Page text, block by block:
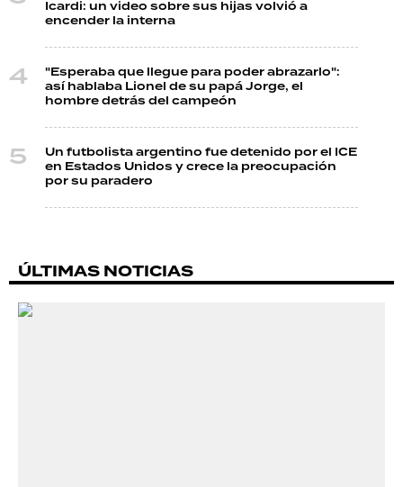
Icardi: un video sobre sus hijas volvió a
encender la interna
"Esperaba que llegue para poder abrazarlo":
así hablaba Lionel de su papá Jorge, el
hombre detrás del campeón
Un futbolista argentino fue detenido por el ICE
en Estados Unidos y crece la preocupación
por su paradero
ÚLTIMAS NOTICIAS